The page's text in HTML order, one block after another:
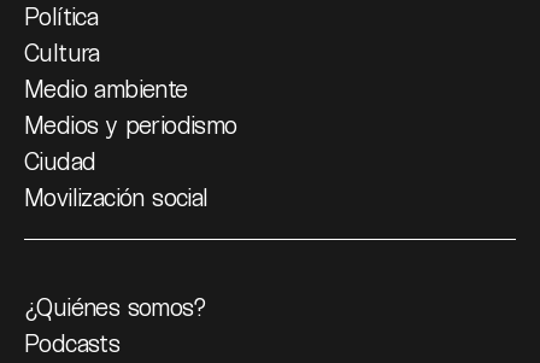
Política
Cultura
Medio ambiente
Medios y periodismo
Ciudad
Movilización social
¿Quiénes somos?
Podcasts